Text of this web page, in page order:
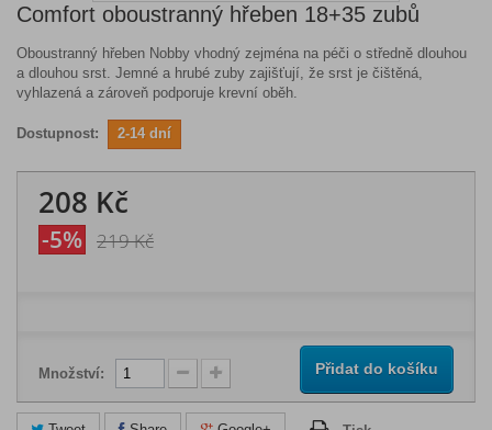
Comfort oboustranný hřeben 18+35 zubů
Oboustranný hřeben Nobby vhodný zejména na péči o středně dlouhou
a dlouhou srst. Jemné a hrubé zuby zajišťují, že srst je čištěná,
vyhlazená a zároveň podporuje krevní oběh.
Dostupnost: 2-14 dní
208 Kč
-5% 219 Kč
Množství: Přidat do košíku